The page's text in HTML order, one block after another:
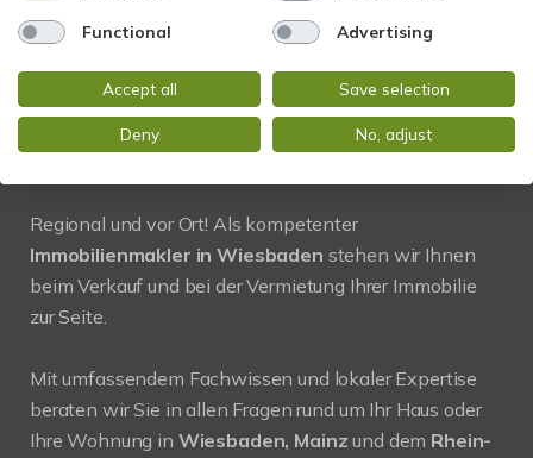
Mail:
info@stadtblick-immobilien.de
Web:www.stadtblick-immobilien.de
PROFIL
Regional und vor Ort! Als kompetenter
Immobilienmakler in Wiesbaden stehen wir Ihnen
beim Verkauf und bei der Vermietung Ihrer Immobilie
zur Seite.
Mit umfassendem Fachwissen und lokaler Expertise
beraten wir Sie in allen Fragen rund um Ihr Haus oder
Ihre Wohnung in Wiesbaden, Mainzund dem Rhein-
Functional Advertising
Accept all Save selection
Deny No, adjust